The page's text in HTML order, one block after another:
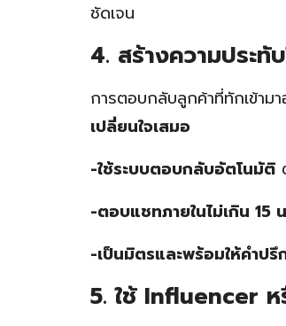
ชัดเจน
4. สร้างความประทั
การตอบกลับลูกค้าที่ทักเข้าม
เปลี่ยนใจเสมอ
-ใช้ระบบตอบกลับอัตโนมัติ
-ตอบแชทภายในไม่เกิน 15
-เป็นมิตรและพร้อมให้คำปรึ
5. ใช้ Influencer